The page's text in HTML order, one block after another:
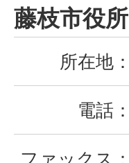
Fujieda
City
藤枝市役所
所在地：
電話：
ファックス：